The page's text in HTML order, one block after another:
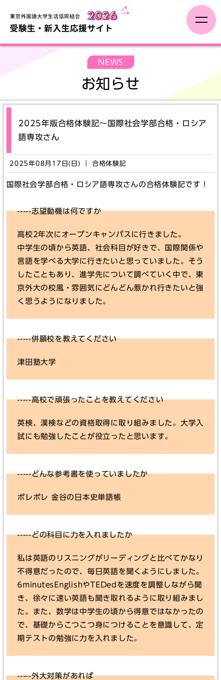
NEWS
お知らせ
2025年版合格体験記～国際社会学部合格・ロシア
語専攻さん
2025年08月17日(日) ｜ 合格体験記
国際社会学部合格・ロシア語専攻さんの合格体験記です！
-----志望動機は何ですか
高校2年次にオープンキャンパスに行きました。
中学生の頃から英語、社会科目が好きで、国際関係や
言語を学べる大学に行きたいと思っていました。そう
したこともあり、進学先について調べていく中で、東
京外大の校風・雰囲気にどんどん惹かれ行きたいと強
く思うようになりました。
-----併願校を教えてください
津田塾大学
-----高校で頑張ったことを教えてください
英検、漢検などの資格取得に取り組みました。大学入
試にも勉強したことが役立ったと思います。
-----どんな参考書を使っていましたか
ポレポレ 金谷の日本史単語帳
-----どの科目に力を入れましたか
私は英語のリスニングがリーディングと比べてかなり
不得意だったので、毎日英語を聞くようにしました。
6minutesEnglishやTEDedを速度を調整しながら聞
き、徐々に速い英語も聞き取れるように取り組みまし
た。また、数学は中学生の頃から得意ではなかったの
で、基礎からこつこつ身につけることを意識して、定
期テストの勉強に力を入れました。
-----外大対策があれば